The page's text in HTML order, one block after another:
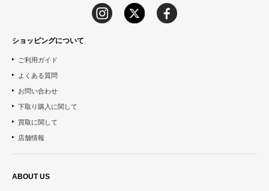
ショッピングについて
ご利用ガイド
よくある質問
お問い合わせ
下取り購入に関して
買取に関して
店舗情報
ABOUT US